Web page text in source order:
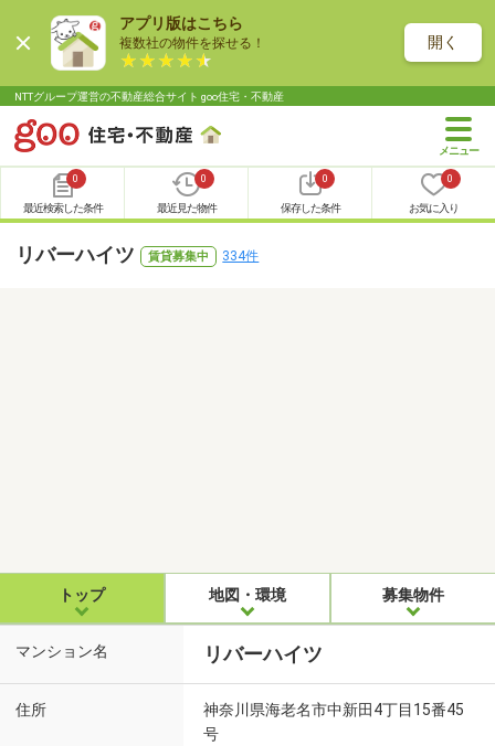
アプリ版はこちら
複数社の物件を探せる！ 開く
NTTグループ運営の不動産総合サイト goo住宅・不動産
0
最近検索した条件
0
最近見た物件
0
保存した条件
0
お気に入り
リバーハイツ 賃貸募集中 334件
トップ 地図・環境 募集物件
マンション名 リバーハイツ
住所
神奈川県海老名市中新田4丁目15番45
号